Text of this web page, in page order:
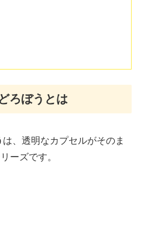
ろぼうとは
は、透明なカプセルがそのま
ーズです。